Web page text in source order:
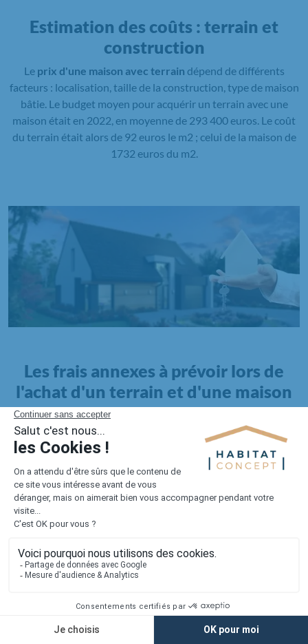
Estimation des coûts : terrain et
construction
Le prix d'une maison avec terrain dépend de différents
facteurs : localisation, taille de la construction, type de maison
bâtie. Le budget moyen pour acquérir un terrain avec une
maison était en 2022, en moyenne de 293 400 euros. Le coût
du terrain était alors de 92 euros le m2 ; celui de la maison de
1732 euros du m2.
Les frais annexes à prévoir lors de
l'achat d'un terrain et d'une maison
Il faut également intégrer à votre budget, les
pour la maison. Outre l'achat du terrain et la construction, il
faut prendre en compte la viabilisation si elle n'est pas
proposée par le constructeur. Les frais de raccordements et les
taxes éventuelles coûtent entre 5 000 et 15 000 euros selon la
localisation du terrain et son accès.
Quant auxfrais de notaire
Lorsque vous vous tournez vers une maison existante, il sera
nécessaire de faire des travaux de rénovation. Ceux-ci sont
souvent coûteux et doivent être ajoutés au prix de l'achat